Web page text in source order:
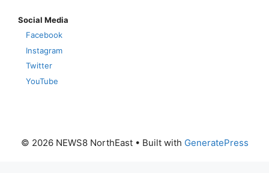
Social Media
Facebook
Instagram
Twitter
YouTube
© 2026 NEWS8 NorthEast• Built with GeneratePress